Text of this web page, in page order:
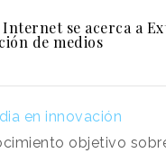
Internet se acerca a
de medios
en innovación
objetivo